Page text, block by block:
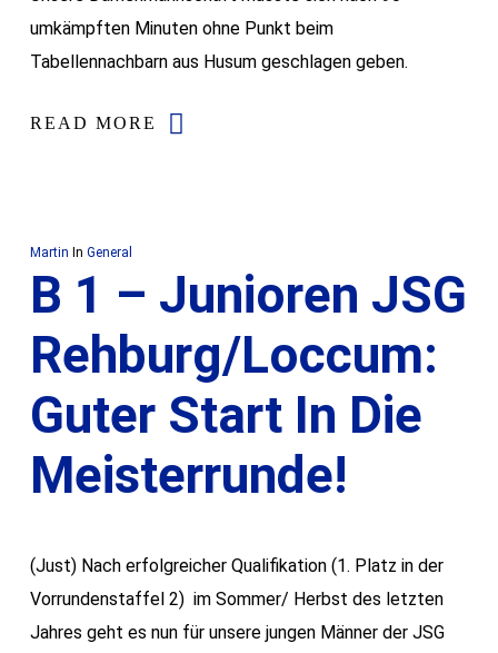
umkämpften Minuten ohne Punkt beim
Tabellennachbarn aus Husum geschlagen geben.
READ MORE
Martin In General
B 1 – Junioren JSG
Rehburg/Loccum:
Guter Start In Die
Meisterrunde!
(Just) Nach erfolgreicher Qualifikation (1. Platz in der
Vorrundenstaffel 2) im Sommer/ Herbst des letzten
Jahres geht es nun für unsere jungen Männer der JSG